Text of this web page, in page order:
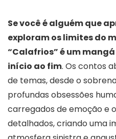
Se você é alguém que
exploram os limites do
“Calafrios” é um
início ao fim. Os contos
de temas, desde o
profundas obsessões
carregados de emoção e
detalhados, criando uma